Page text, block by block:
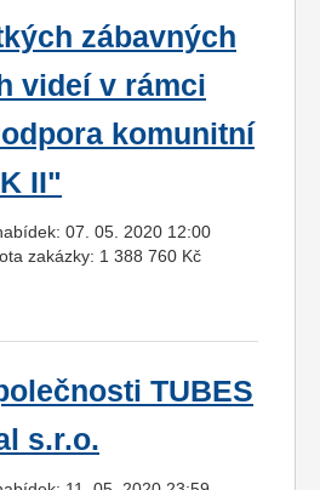
zábavných
videí v rámci
komunitní
II"
07. 05. 2020 12:00
zakázky: 1 388 760 Kč
TUBES
s.r.o.